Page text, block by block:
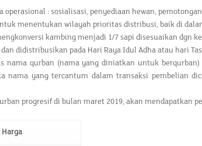
operasional : sosialisasi, penyediaan hewan,
menentukan wilayah prioritas distribusi, baik di
kambing menjadi 1/7 sapi disesuaikan dgn
didistribusikan pada Hari Raya Idul Adha atau hari
nama qurban (nama yang diniatkan untuk
nama yang tercantum dalam transaksi pembelian
progresif di bulan maret 2019, akan mendapatkan
Harga